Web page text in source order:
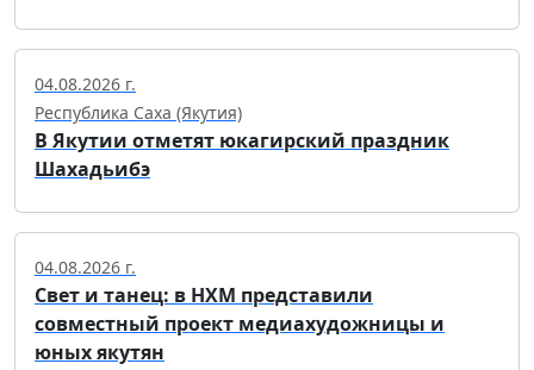
04.08.2026 г.
Республика Саха (Якутия)
В Якутии отметят юкагирский праздник
Шахадьибэ
04.08.2026 г.
Свет и танец: в НХМ представили
совместный проект медиахудожницы и
юных якутян